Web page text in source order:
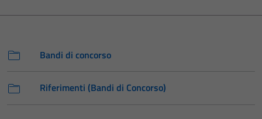
Bandi di concorso
Riferimenti (Bandi di Concorso)